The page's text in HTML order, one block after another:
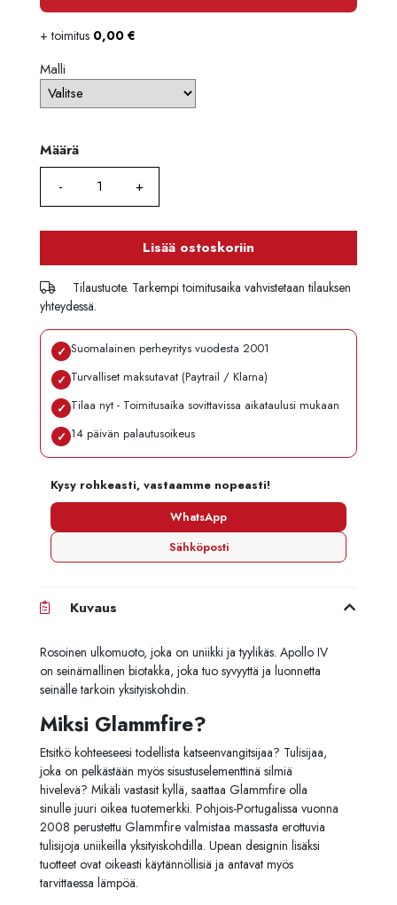
+ toimitus 0,00 €
Malli
Määrä
Määrä
Lisää ostoskoriin
Tilaustuote. Tarkempi toimitusaika vahvistetaan tilauksen
yhteydessä.
✓ Suomalainen perheyritys vuodesta 2001
✓ Turvalliset maksutavat (Paytrail / Klarna)
✓ Tilaa nyt - Toimitusaika sovittavissa aikataulusi mukaan
✓ 14 päivän palautusoikeus
Kysy rohkeasti, vastaamme nopeasti!
WhatsApp
Sähköposti
Kuvaus
Rosoinen ulkomuoto, joka on uniikki ja tyylikäs. Apollo IV
on seinämallinen biotakka, joka tuo syvyyttä ja luonnetta
seinälle tarkoin yksityiskohdin.
Miksi Glammfire?
Etsitkö kohteeseesi todellista katseenvangitsijaa? Tulisijaa,
joka on pelkästään myös sisustuselementtinä silmiä
hivelevä? Mikäli vastasit kyllä, saattaa Glammfire olla
sinulle juuri oikea tuotemerkki. Pohjois-Portugalissa vuonna
2008 perustettu Glammfire valmistaa massasta erottuvia
tulisijoja uniikeilla yksityiskohdilla. Upean designin lisäksi
tuotteet ovat oikeasti käytännöllisiä ja antavat myös
tarvittaessa lämpöä.